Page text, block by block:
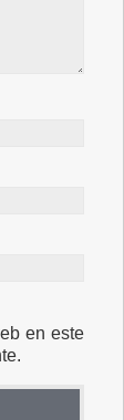
en este